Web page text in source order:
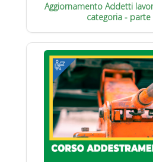
Aggiornamento Addetti
categoria -